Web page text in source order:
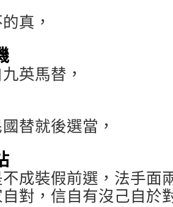
真，
英馬替，
替就後選當，
不成裝假前選，法手面
對，信自有沒己自於